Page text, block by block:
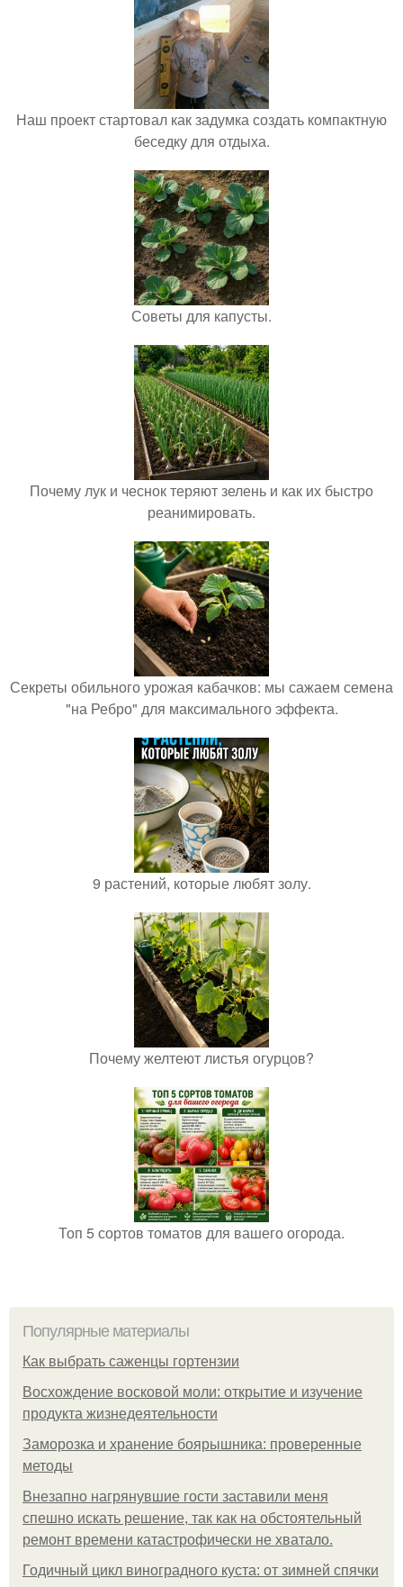
Наш проект стартовал как задумка создать компактную
беседку для отдыха.
Советы для капусты.
Почему лук и чеснок теряют зелень и как их быстро
реанимировать.
Секреты обильного урожая кабачков: мы сажаем семена
"на Ребро" для максимального эффекта.
9 растений, которые любят золу.
Почему желтеют листья огурцов?
Топ 5 сортов томатов для вашего огорода.
Популярные материалы
Как выбрать саженцы гортензии
Восхождение восковой моли: открытие и изучение
продукта жизнедеятельности
Заморозка и хранение боярышника: проверенные
методы
Внезапно нагрянувшие гости заставили меня
спешно искать решение, так как на обстоятельный
ремонт времени катастрофически не хватало.
Годичный цикл виноградного куста: от зимней спячки